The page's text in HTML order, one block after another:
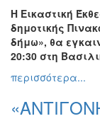
Η Εικαστική
δημοτικής
δήμω», θα
20:30 στη
περισσότερα...